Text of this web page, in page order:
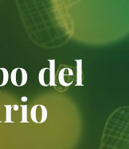
del